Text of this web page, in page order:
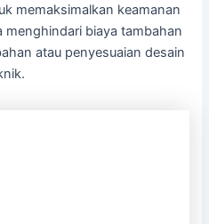
memaksimalkan keamanan
menghindari biaya tambahan
atau penyesuaian desain